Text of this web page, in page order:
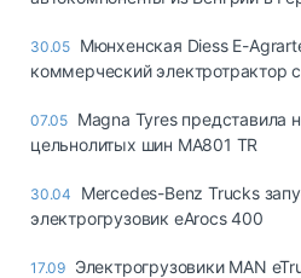
30.05 Мюнхенская Diess E-
коммерческий электротрактор
07.05 Magna Tyres представила
цельнолитых шин MA801 TR
30.04
Mercedes-Benz Trucks
электрогрузовик eArocs 400
17.09 Электрогрузовики MAN